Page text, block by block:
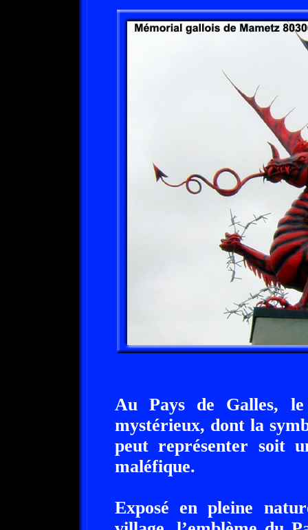
Au Pays de Galles,
mystérieux, dont la
peut représenter soit
maléfique.
Exposé en pleine